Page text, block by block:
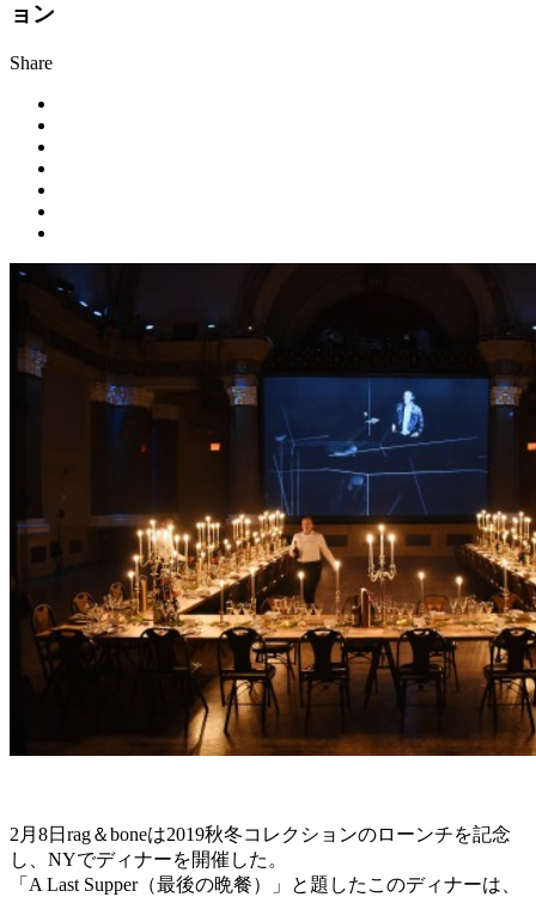
ョン
Share
2月8日rag＆boneは2019秋冬コレクションのローンチを記念
し、NYでディナーを開催した。
「A Last Supper（最後の晩餐）」と題したこのディナーは、